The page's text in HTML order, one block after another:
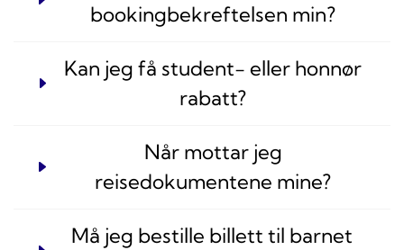
bookingbekreftelsen min?
Kan jeg få student- eller honnør
rabatt?
Når mottar jeg
reisedokumentene mine?
Må jeg bestille billett til barnet